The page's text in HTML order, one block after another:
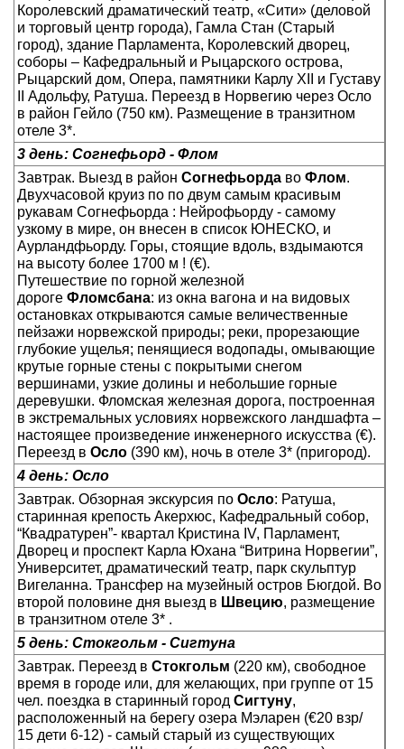
Королевский драматический театр, «Сити» (деловой
и торговый центр города), Гамла Стан (Старый
город), здание Парламента, Королевский дворец,
соборы – Кафедральный и Рыцарского острова,
Рыцарский дом, Опера, памятники Карлу XII и Густаву
II Адольфу, Ратуша. Переезд в Норвегию через Осло
в район Гейло (750 км). Размещение в транзитном
отеле 3*.
3 день: Согнефьорд - Флом
Завтрак. Выезд в район Согнефьорда во Флом.
Двухчасовой круиз по по двум самым красивым
рукавам Согнефьорда : Нейрофьорду - самому
узкому в мире, он внесен в список ЮНЕСКО, и
Аурландфьорду. Горы, стоящие вдоль, вздымаются
на высоту более 1700 м ! (€).
Путешествие по горной железной
дороге Фломсбана: из окна вагона и на видовых
остановках открываются самые величественные
пейзажи норвежской природы; реки, прорезающие
глубокие ущелья; пенящиеся водопады, омывающие
крутые горные стены с покрытыми снегом
вершинами, узкие долины и небольшие горные
деревушки. Фломская железная дорога, построенная
в экстремальных условиях норвежского ландшафта –
настоящее произведение инженерного искусства (€).
Переезд в Осло (390 км), ночь в отеле 3* (пригород).
4 день: Осло
Завтрак. Обзорная экскурсия по Осло: Ратуша,
старинная крепость Акерхюс, Кафедральный собор,
“Квадратурен”- квартал Кристина IV, Парламент,
Дворец и проспект Карла Юхана “Витрина Норвегии”,
Университет, драматический театр, парк скульптур
Вигеланна. Трансфер на музейный остров Бюгдой. Во
второй половине дня выезд в Швецию, размещение
в транзитном отеле 3* .
5 день: Стокгольм - Сигтуна
Завтрак. Переезд в Стокгольм (220 км), свободное
время в городе или, для желающих, при группе от 15
чел. поездка в старинный город Сигтуну,
расположенный на берегу озера Мэларен (€20 взр/
15 дети 6-12) - самый старый из существующих